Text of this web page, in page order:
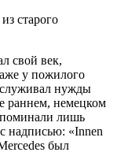
свой век,
у пожилого
нужды
раннем, немецком
лишь
надписью: «Innen
был